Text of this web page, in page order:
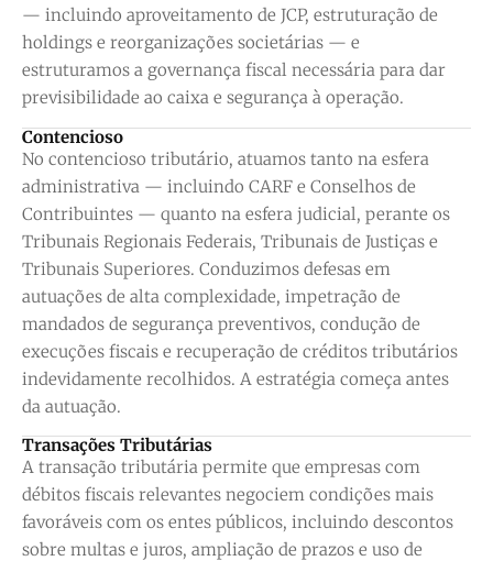
— incluindo aproveitamento de JCP, estruturação de
holdings e reorganizações societárias — e
estruturamos a governança fiscal necessária para dar
previsibilidade ao caixa e segurança à operação.
Contencioso
No contencioso tributário, atuamos tanto na esfera
administrativa — incluindo CARF e Conselhos de
Contribuintes — quanto na esfera judicial, perante os
Tribunais Regionais Federais, Tribunais de Justiças e
Tribunais Superiores. Conduzimos defesas em
autuações de alta complexidade, impetração de
mandados de segurança preventivos, condução de
execuções fiscais e recuperação de créditos tributários
indevidamente recolhidos. A estratégia começa antes
da autuação.
Transações Tributárias
A transação tributária permite que empresas com
débitos fiscais relevantes negociem condições mais
favoráveis com os entes públicos, incluindo descontos
sobre multas e juros, ampliação de prazos e uso de